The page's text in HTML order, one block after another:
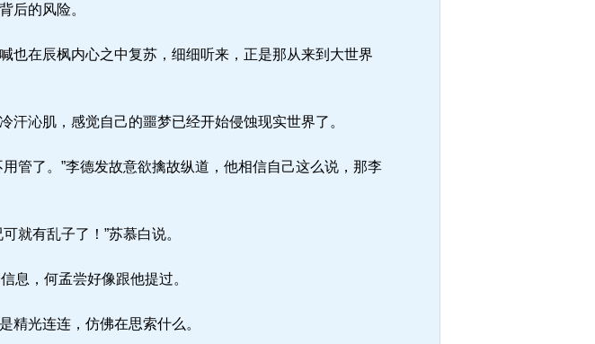
后的风险。
在辰枫内心之中复苏，细细听来，正是那从来到大世界
沁肌，感觉自己的噩梦已经开始侵蚀现实世界了。
管了。”李德发故意欲擒故纵道，他相信自己这么说，那李
就有乱子了！”苏慕白说。
息，何孟尝好像跟他提过。
光连连，仿佛在思索什么。